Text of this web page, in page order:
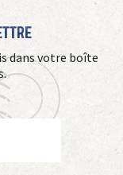
dans votre boîte